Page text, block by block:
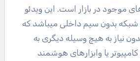
موجود در بازار است. این ویدئو
شبکه بدون سیم داخلی میباشد که
نیاز به هیچ وسیله دیگری به
یا وابزارهای هوشمند